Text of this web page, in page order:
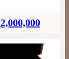
2,000,000